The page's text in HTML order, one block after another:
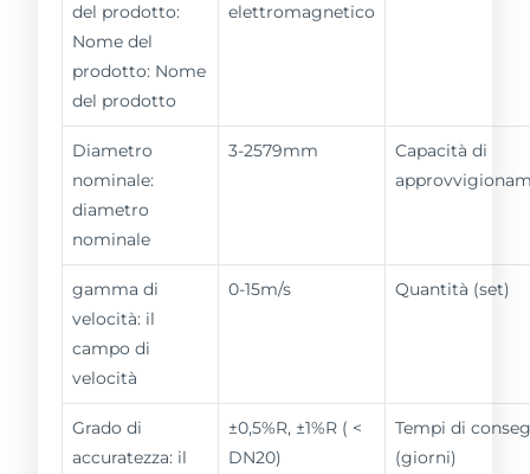
del prodotto:
Nome del
prodotto: Nome
del prodotto
elettromagnetico
Diametro
nominale:
diametro
nominale
3-2579mm
Capacità di
gamma di
velocità: il
campo di
velocità
0-15m/s Quantità (set)
Grado di
accuratezza: il
±0,5%R, ±1%R ( <
DN20)
Tempi di
(giorni)